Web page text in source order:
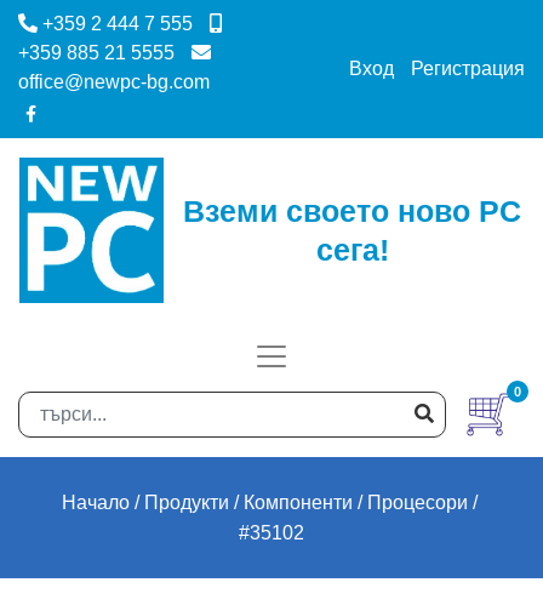
+359 2 444 7 555
+359 885 21 5555
office@newpc-bg.com
Вход Регистрация
Вземи своето ново PC
сега!
0
Начало Продукти Компоненти
Процесори
#35102